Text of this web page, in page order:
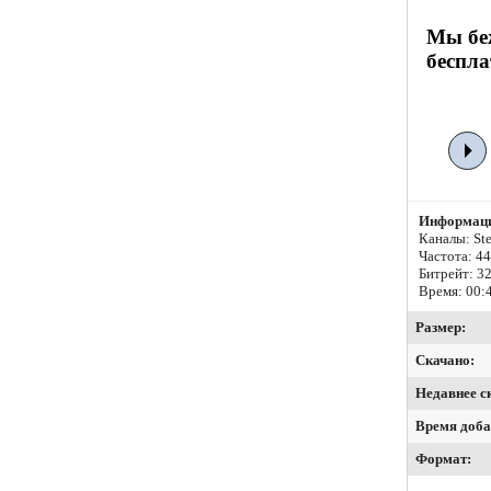
Мы
Каналы:
Частота:
Битрейт:
Время:
Размер:
Скачано:
Недавнее
Время
Формат: